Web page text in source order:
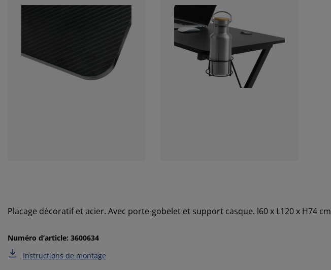
Placage décoratif et acier. Avec porte-gobelet et support casque. l60 x L120 x H74 cm
Numéro d’article: 3600634
Instructions de montage